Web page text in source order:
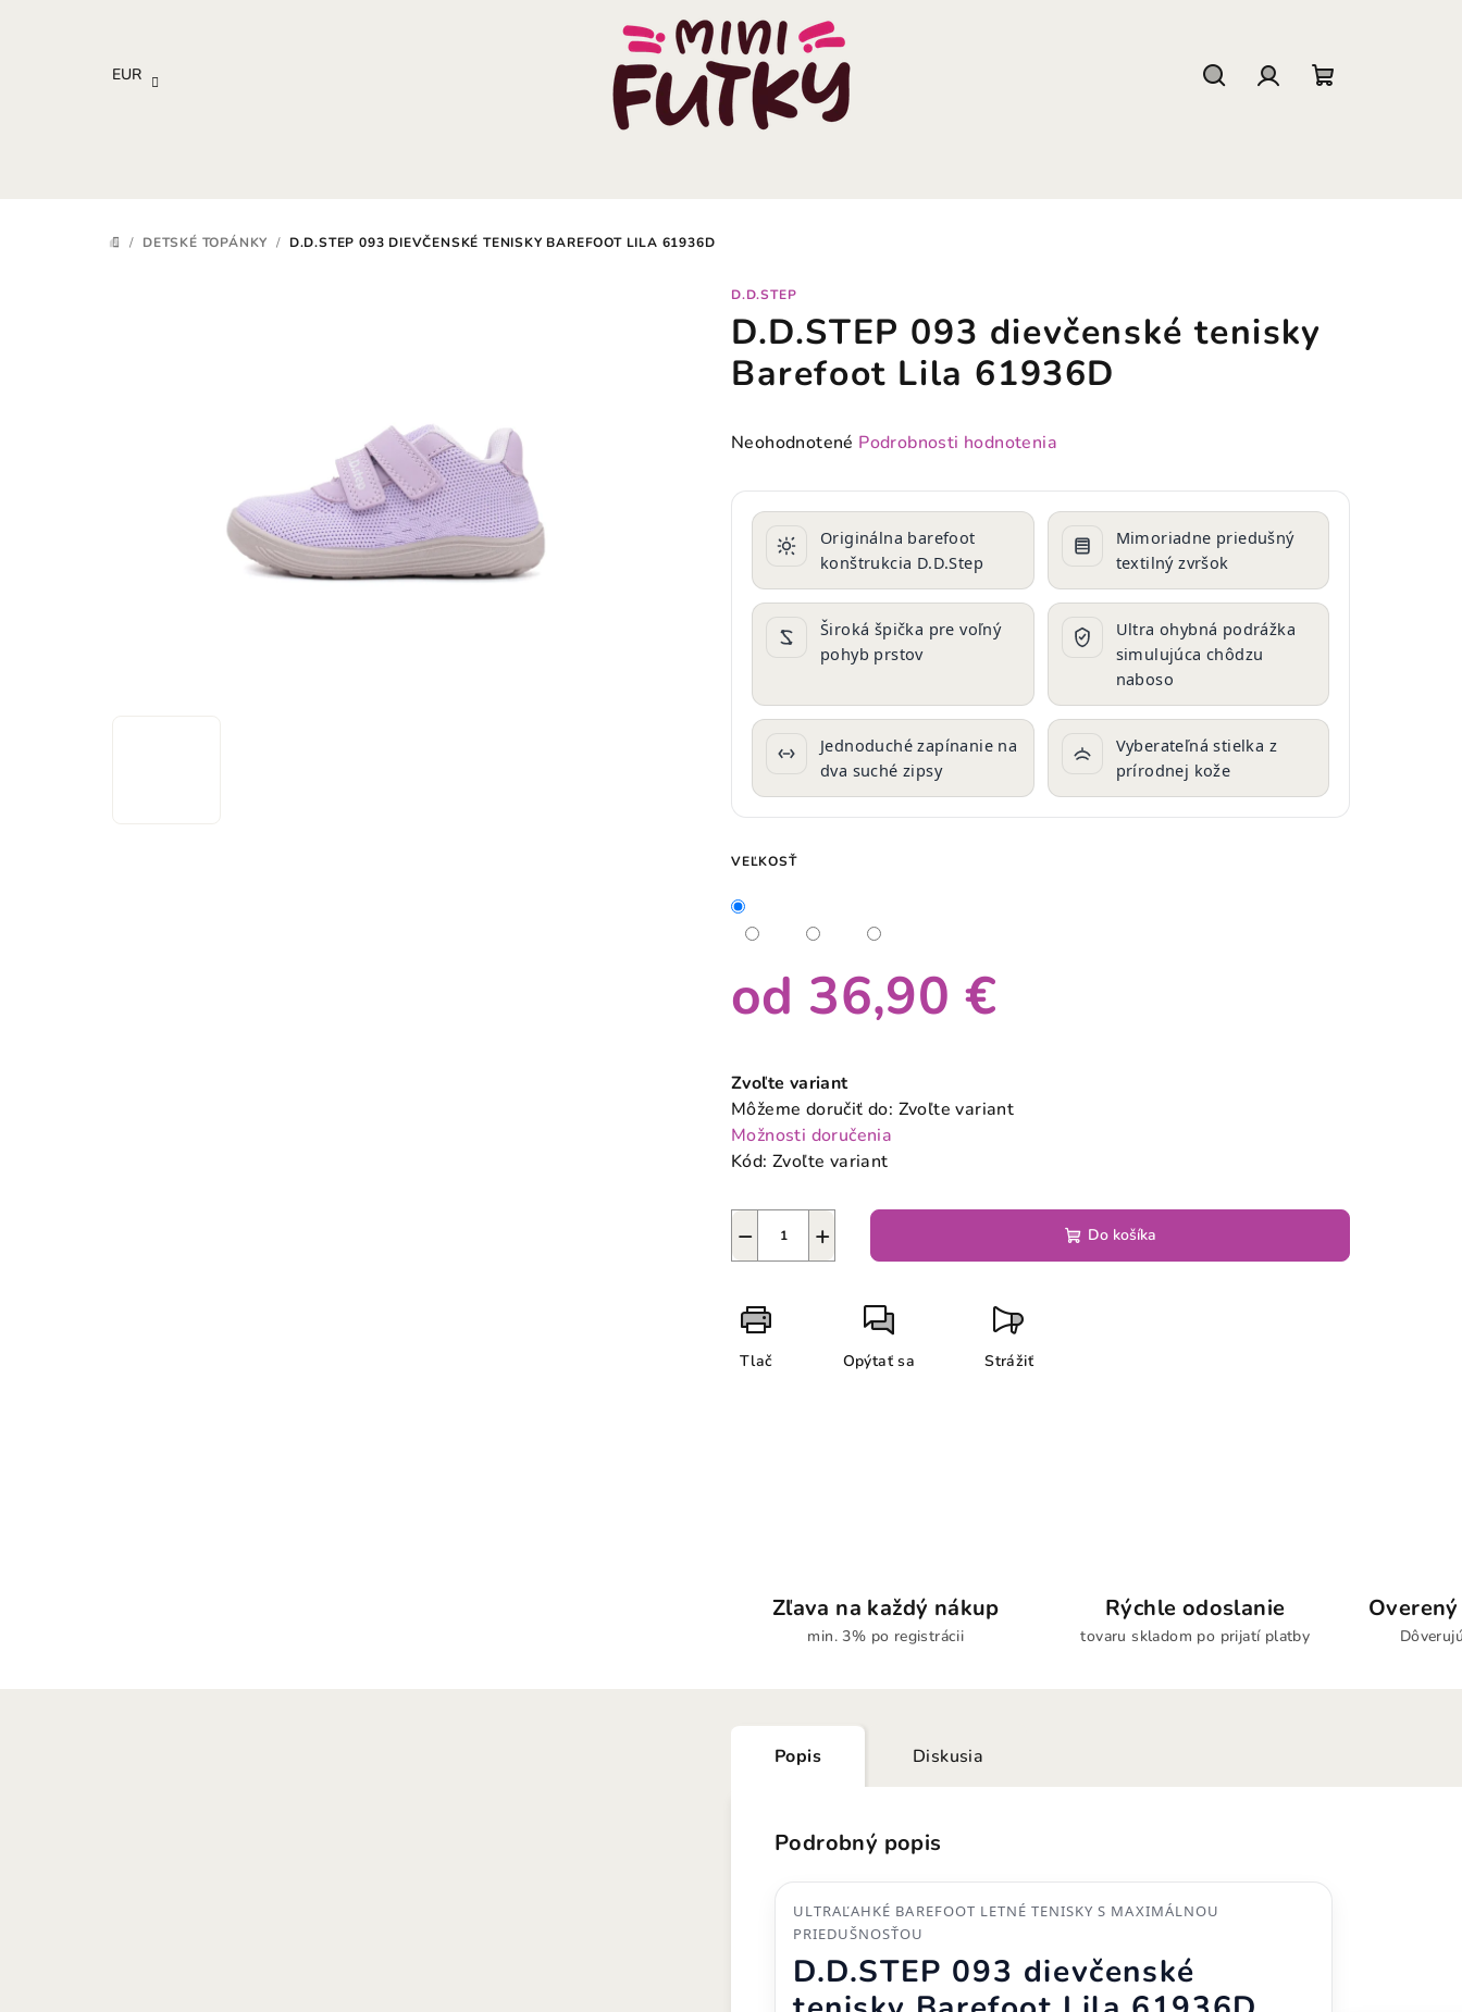
EUR
DOMOV
/ DETSKÉ TOPÁNKY / D.D.STEP 093 DIEVČENSKÉ TENISKY BAREFOOT LILA 61936D
D.D.STEP
D.D.STEP 093 dievčenské tenisky
Barefoot Lila 61936D
Priemerné
produktu
hviezdičiek.
Neohodnotené Podrobnosti hodnotenia
Originálna barefoot
konštrukcia D.D.Step
Mimoriadne priedušný
textilný zvršok
Široká špička pre voľný
pohyb prstov
Ultra ohybná podrážka
simulujúca chôdzu
naboso
Jednoduché zapínanie na
dva suché zipsy
Vyberateľná stielka z
prírodnej kože
VEĽKOSŤ
od 36,90 €
cena:
Zvoľte variant
Môžeme doručiť do: Zvoľte variant
Možnosti doručenia
Kód: Zvoľte variant
+
− Do košíka
Tlač Opýtať sa Strážiť
Zľava na každý nákup
min. 3% po registrácii
Rýchle odoslanie
tovaru skladom po prijatí platby
Popis Diskusia
Podrobný popis
ULTRAĽAHKÉ BAREFOOT LETNÉ TENISKY S MAXIMÁLNOU
PRIEDUŠNOSŤOU
D.D.STEP 093 dievčenské